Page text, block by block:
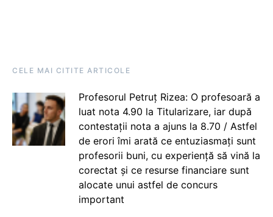
CELE MAI CITITE ARTICOLE
Profesorul Petruț Rizea: O profesoară a
luat nota 4.90 la Titularizare, iar după
contestații nota a ajuns la 8.70 / Astfel
de erori îmi arată ce entuziasmați sunt
profesorii buni, cu experiență să vină la
corectat și ce resurse financiare sunt
alocate unui astfel de concurs
important